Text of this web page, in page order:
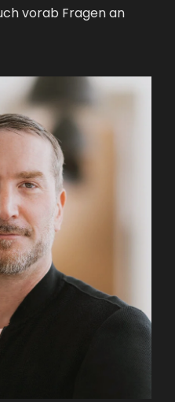
vorab Fragen an